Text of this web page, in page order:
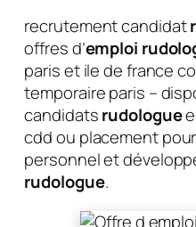
recrutement candidat
offres d’emploi
paris et ile de france
temporaire paris –
candidatsrudologue
cdd ou placement
personnel et
rudologue.